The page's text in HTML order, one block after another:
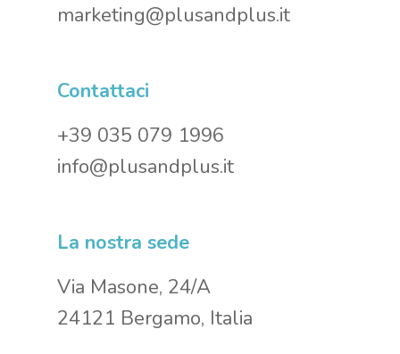
marketing@plusandplus.it
Contattaci
+39 035 079 1996
info@plusandplus.it
La nostra sede
Via Masone, 24/A
24121 Bergamo, Italia